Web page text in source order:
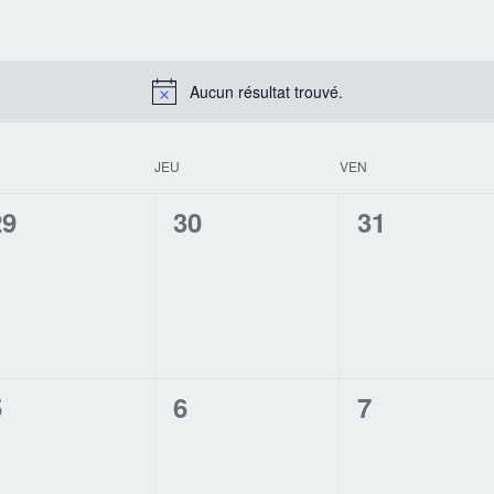
Aucun résultat trouvé.
JEU VEN
0
30
0
31
0
6
0
7